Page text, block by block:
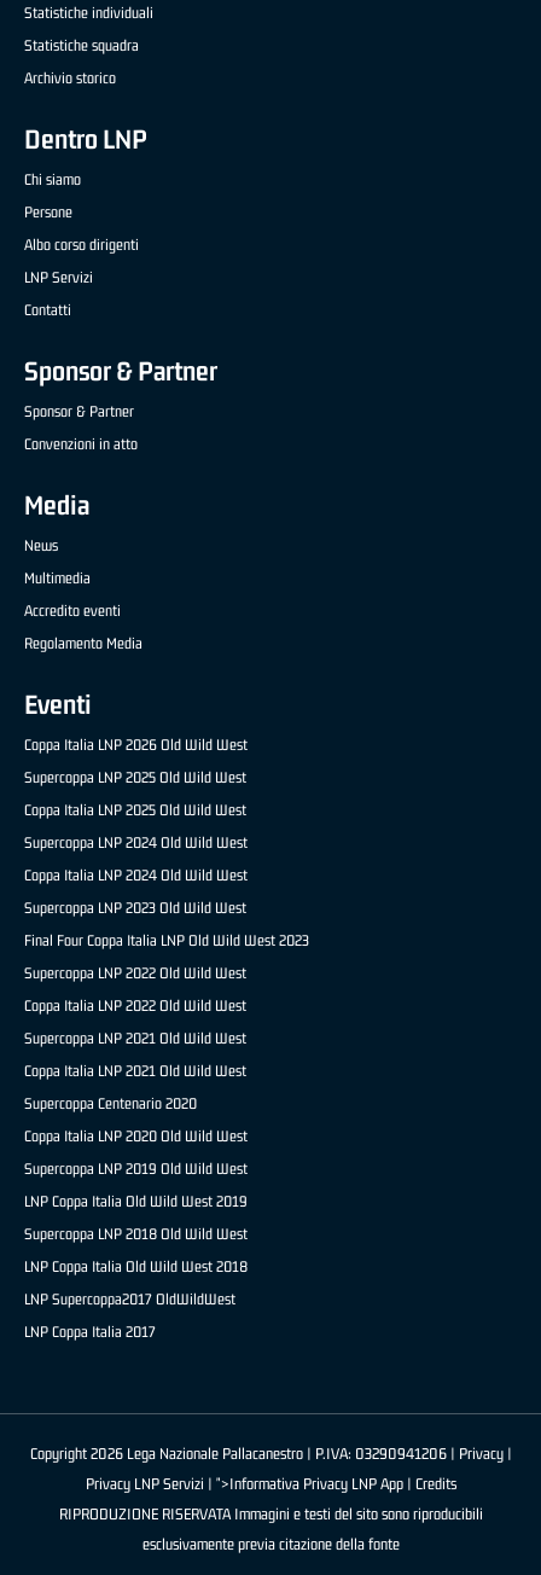
Statistiche individuali
Statistiche squadra
Archivio storico
Dentro LNP
Chi siamo
Persone
Albo corso dirigenti
LNP Servizi
Contatti
Sponsor & Partner
Sponsor & Partner
Convenzioni in atto
Media
News
Multimedia
Accredito eventi
Regolamento Media
Eventi
Coppa Italia LNP 2026 Old Wild West
Supercoppa LNP 2025 Old Wild West
Coppa Italia LNP 2025 Old Wild West
Supercoppa LNP 2024 Old Wild West
Coppa Italia LNP 2024 Old Wild West
Supercoppa LNP 2023 Old Wild West
Final Four Coppa Italia LNP Old Wild West 2023
Supercoppa LNP 2022 Old Wild West
Coppa Italia LNP 2022 Old Wild West
Supercoppa LNP 2021 Old Wild West
Coppa Italia LNP 2021 Old Wild West
Supercoppa Centenario 2020
Coppa Italia LNP 2020 Old Wild West
Supercoppa LNP 2019 Old Wild West
LNP Coppa Italia Old Wild West 2019
Supercoppa LNP 2018 Old Wild West
LNP Coppa Italia Old Wild West 2018
LNP Supercoppa2017 OldWildWest
LNP Coppa Italia 2017
Copyright 2026 Lega Nazionale Pallacanestro | P.IVA: 03290941206 | Privacy|
Privacy LNP Servizi | ">Informativa Privacy LNP App | Credits
RIPRODUZIONE RISERVATA Immagini e testi del sito sono riproducibili
esclusivamente previa citazione della fonte